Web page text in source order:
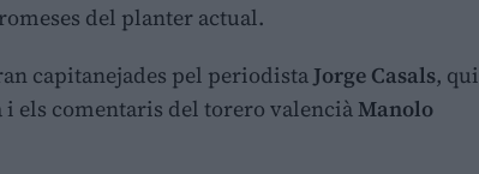
del planter actual.
capitanejades pel periodista Jorge Casals, qui
els comentaris del torero valenciàManolo